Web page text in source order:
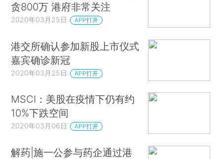
贪800万 港府非常关注
2020年03月25日 APP打开
港交所确认参加新股上市仪式
嘉宾确诊新冠
2020年03月25日 APP打开
MSCI：美股在疫情下仍有约
10%下跌空间
2020年03月06日 APP打开
解药|施一公参与药企通过港